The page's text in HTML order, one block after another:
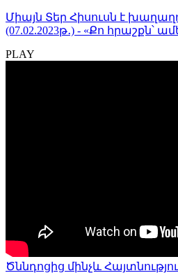
Միայն Տեր Հիսուսն է
(07.02.2023թ․) - «Քո հրաշքն՝
PLAY
Ծննդոցից մինչև